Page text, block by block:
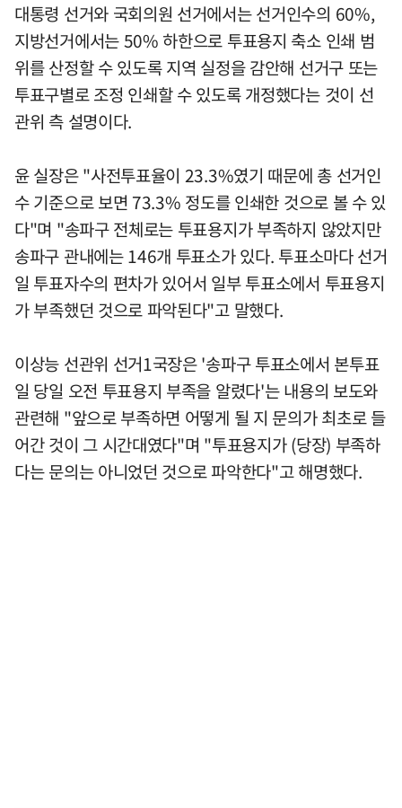
대통령 선거와 국회의원 선거에서는 선거인수의 60%,
지방선거에서는 50% 하한으로 투표용지 축소 인쇄 범
위를 산정할 수 있도록 지역 실정을 감안해 선거구 또는
투표구별로 조정 인쇄할 수 있도록 개정했다는 것이 선
관위 측 설명이다.
윤 실장은 "사전투표율이 23.3%였기 때문에 총 선거인
수 기준으로 보면 73.3% 정도를 인쇄한 것으로 볼 수 있
다"며 "송파구 전체로는 투표용지가 부족하지 않았지만
송파구 관내에는 146개 투표소가 있다. 투표소마다 선거
일 투표자수의 편차가 있어서 일부 투표소에서 투표용지
가 부족했던 것으로 파악된다"고 말했다.
이상능 선관위 선거1국장은 '송파구 투표소에서 본투표
일 당일 오전 투표용지 부족을 알렸다'는 내용의 보도와
관련해 "앞으로 부족하면 어떻게 될 지 문의가 최초로 들
어간 것이 그 시간대였다"며 "투표용지가 (당장) 부족하
다는 문의는 아니었던 것으로 파악한다"고 해명했다.